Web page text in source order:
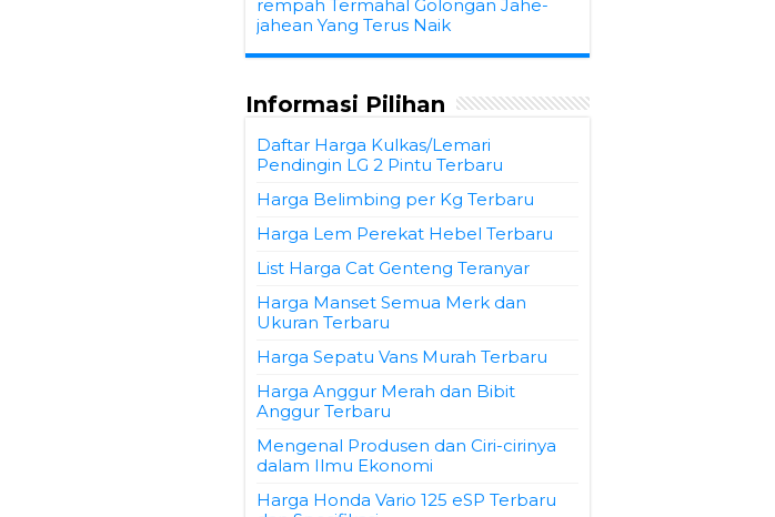
rempah Termahal Golongan Jahe-
jahean Yang Terus Naik
Informasi Pilihan
Daftar Harga Kulkas/Lemari
Pendingin LG 2 Pintu Terbaru
Harga Belimbing per Kg Terbaru
Harga Lem Perekat Hebel Terbaru
List Harga Cat Genteng Teranyar
Harga Manset Semua Merk dan
Ukuran Terbaru
Harga Sepatu Vans Murah Terbaru
Harga Anggur Merah dan Bibit
Anggur Terbaru
Mengenal Produsen dan Ciri-cirinya
dalam Ilmu Ekonomi
Harga Honda Vario 125 eSP Terbaru